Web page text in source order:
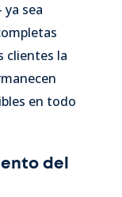
sea
clientes la
en todo
del